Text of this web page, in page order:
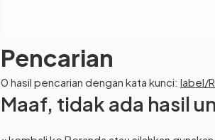
Pencarian
0 hasil pencarian dengan kata kunci: label/
Maaf, tidak ada hasil